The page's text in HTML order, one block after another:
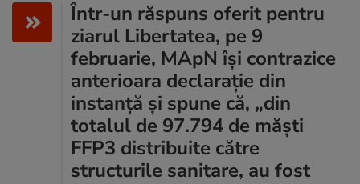
Într-un răspuns oferit pentru
ziarul Libertatea, pe 9
februarie, MApN își contrazice
anterioara declarație din
instanță și spune că, „din
totalul de 97.794 de măști
FFP3 distribuite către
structurile sanitare, au fost